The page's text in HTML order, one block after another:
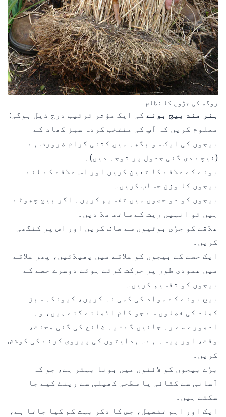
روگھ کی جڑوں کا نظام
ہنر مند بیج بونے کی ایک مؤثر ترتیب درج ذیل ہوگی:
معلوم کریں کہ آپ کی منتخب کردہ سبز کھاد کے
بیجوں کی ایک سو بگھہ میں کتنی گرام ضرورت ہے
(نیچے دی گئی جدول پر توجہ دیں)۔
بونے کے علاقے کا تعین کریں اور اس علاقے کے لئے
بیجوں کا وزن حساب کریں۔
بیجوں کو دو حصوں میں تقسیم کریں۔ اگر بیج چھوٹے
ہیں تو انہیں ریت کے ساتھ ملا دیں۔
علاقے کو جڑی بوٹیوں سے صاف کریں اور اس پر کنگھی
کریں۔
ایک حصے کے بیجوں کو علاقے میں پھیلائیں، پھر علاقے
میں عمودی طور پر حرکت کرتے ہوئے دوسرے حصے کے
بیجوں کو تقسیم کریں۔
بیج بونے کے مواد کی کمی نہ کریں، کیونکہ سبز
کھاد کی فصلوں سے جو کام اٹھائے گئے ہیں، وہ
ادھورے سے رہ جائیں گے - یہ ضائع کی گئی محنت،
وقت، اور پیسہ ہے۔ ہدایتوں کی پیروی کرنے کی کوشش
کریں۔
بڑے بیجوں کو لائنوں میں بونا بہتر ہے، جو کہ
آسانی سے کٹائی یا سطحی کھیلی سے رینٹ کیے جا
سکتے ہیں۔
ایک اور اہم تفصیل، جس کا ذکر بہت کم کیا جاتا ہے،